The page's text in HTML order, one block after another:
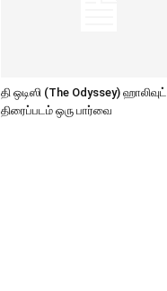
தி ஒடிஸி (The Odyssey) ஹாலிவுட்
திரைப்படம் ஒரு பார்வை